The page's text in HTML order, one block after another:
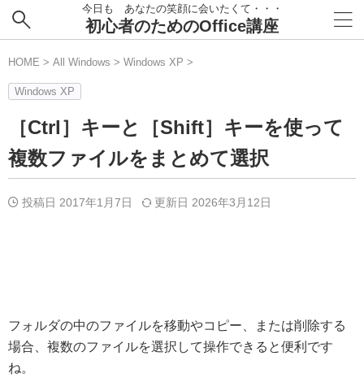
今日も あなたの笑顔に会いたくて・・・
初心者のためのOffice講座
HOME > All Windows > Windows XP >
Windows XP
［Ctrl］キーと［Shift］キーを使って
複数ファイルをまとめて選択
投稿日 2017年1月7日 更新日 2026年3月12日
フォルダの中のファイルを移動やコピー、または削除する
場合、複数のファイルを選択して操作できると便利です
ね。